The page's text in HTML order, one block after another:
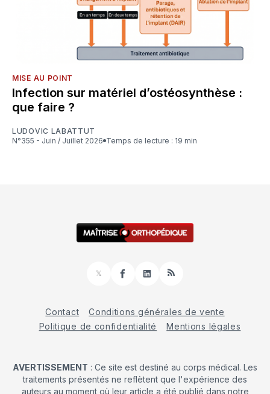
MISE AU POINT
Infection sur matériel d’ostéosynthèse :
que faire ?
LUDOVIC LABATTUT
N°355 - Juin / Juillet 2026
Temps de lecture : 19 min
𝕏
FacebookLinkedInRSS
Contact
Conditions générales de vente
Politique de confidentialité
Mentions légales
AVERTISSEMENT : Ce site est destiné au corps médical. Les
traitements présentés ne reflètent que l'expérience des
auteurs au moment où leur article a été publié dans notre